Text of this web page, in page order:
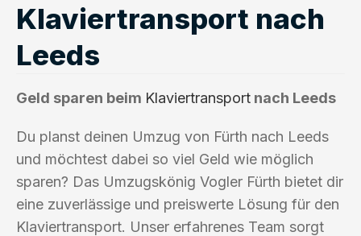
Klaviertransport nach
Leeds
Geld sparen beim Klaviertransport nach Leeds
Du planst deinen Umzug von Fürth nach Leeds
und möchtest dabei so viel Geld wie möglich
sparen? Das Umzugskönig Vogler Fürth bietet dir
eine zuverlässige und preiswerte Lösung für den
Klaviertransport. Unser erfahrenes Team sorgt